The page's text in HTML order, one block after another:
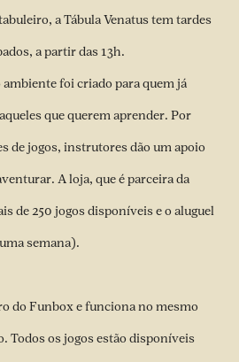
a Tábula Venatus tem tardes
a partir das 13h.
foi criado para quem já
que querem aprender. Por
de jogos, instrutores dão um apoio
A loja, que é parceira da
de 250 jogos disponíveis e o aluguel
semana).
do Funbox e funciona no mesmo
Todos os jogos estão disponíveis